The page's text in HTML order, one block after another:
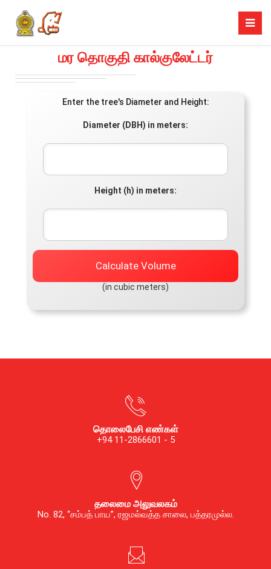
மர தொகுதி கால்குலேட்டர்
Enter the tree's Diameter and Height:
Diameter (DBH) in meters:
Height (h) in meters:
Calculate Volume
(in cubic meters)
தொலைபேசி எண்கள்
+94 11-2866601 - 5
தலைமை அலுவலகம்
No. 82, “சம்பத் பாய”, ரஜமல்வத்த சாலை, பத்தரமுல்ல.